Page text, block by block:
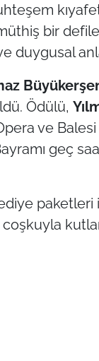
bir
duygusal
Ödülü,
ve Balesi
geç
paketleri
coşkuyla